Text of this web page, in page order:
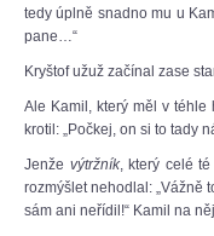
tedy úplně snadno mu u
pane…“
Kryštof užuž začínal zase
Ale Kamil, který měl v
krotil: „Počkej, on si to tady
Jenže výtržník, který celé
rozmýšlet nehodlal: „Vážně
sám ani neřídil!“ Kamil na